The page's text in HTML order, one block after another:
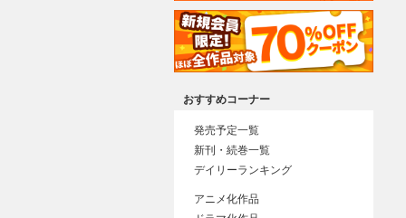
おすすめコーナー
発売予定一覧
新刊・続巻一覧
デイリーランキング
アニメ化作品